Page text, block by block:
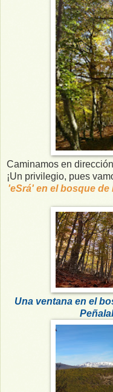
Caminamos en
¡Un privilegio, pues
'eSrá' en el bosque de
Una ventana en el